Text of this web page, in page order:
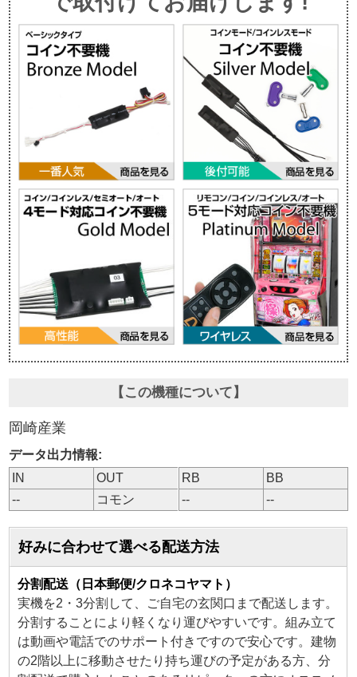
【この機種について】
岡崎産業
データ出力情報:
IN
OUT RB
BB
--
コモン -- --
好みに合わせて選べる配送方法
分割配送（日本郵便/クロネコヤマト）
実機を2・3分割して、ご自宅の玄関口まで配送します。
分割することにより軽くなり運びやすいです。組み立て
は動画や電話でのサポート付きですので安心です。建物
の2階以上に移動させたり持ち運びの予定がある方、分